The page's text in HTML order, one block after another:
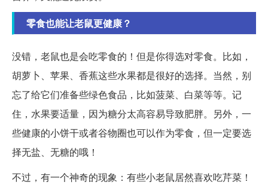
零食也能让老鼠更健康？
没错，老鼠也是会吃零食的！但是你得选对零食。比如，
胡萝卜、苹果、香蕉这些水果都是很好的选择。当然，别
忘了给它们准备些绿色食品，比如菠菜、白菜等等。记
住，水果要适量，因为糖分太高容易导致肥胖。另外，一
些健康的小饼干或者谷物圈也可以作为零食，但一定要选
择无盐、无糖的哦！
不过，有一个神奇的现象：有些小老鼠居然喜欢吃芹菜！